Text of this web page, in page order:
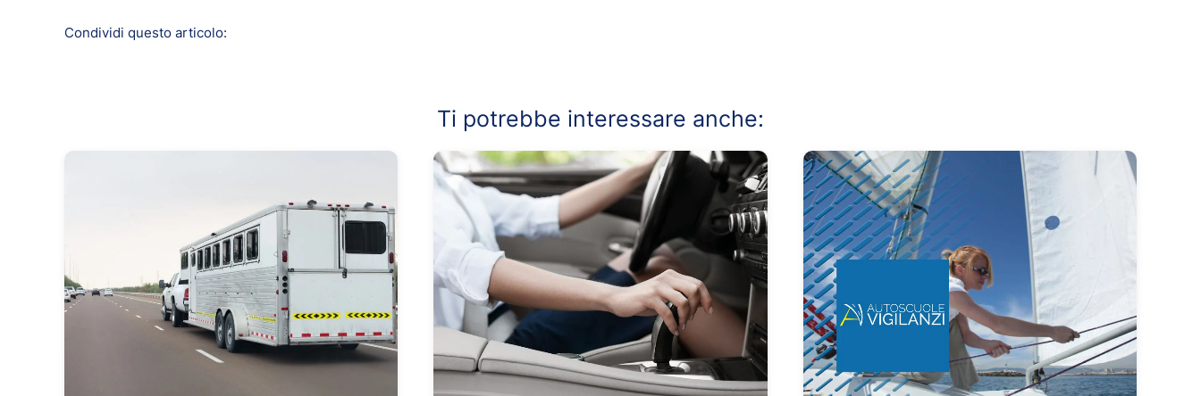
Condividi questo articolo:
Ti potrebbe interessare anche: